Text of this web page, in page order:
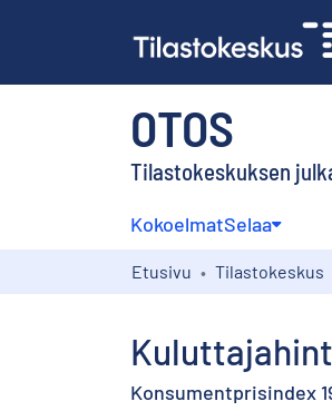
OTOS
Tilastokeskuksen
KokoelmatSelaa
Etusivu Tilastokeskus
Konsumentprisindex